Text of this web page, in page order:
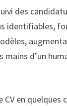
des
identifiables,
d’un
en quelques